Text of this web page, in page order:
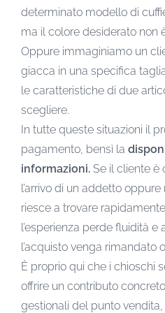
determinato modello di
ma il colore desiderato non
Oppure immaginiamo un
giacca in una specifica
le caratteristiche di due
scegliere.
In tutte queste situazioni il
pagamento, bensì la
informazioni. Se il cliente è
l’arrivo di un addetto
riesce a trovare
l’esperienza perde fluidità
l’acquisto venga rimandato
È proprio qui che i chioschi
offrire un contributo
gestionali del punto